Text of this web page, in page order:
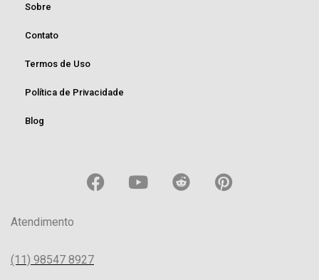
Sobre
Contato
Termos de Uso
Política de Privacidade
Blog
Atendimento
(11) 98547 8927